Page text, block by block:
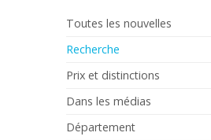
Toutes les nouvelles
Recherche
Prix et distinctions
Dans les médias
Département